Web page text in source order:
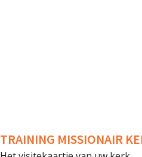
TRAINING MISSIONAIR